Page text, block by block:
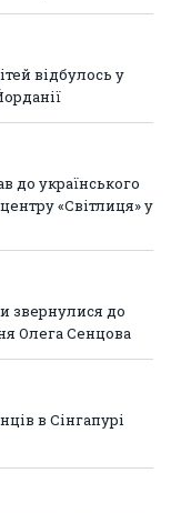
відбулось у
до українського
«Світлиця» у
звернулися до
Олега Сенцова
в Сінгапурі